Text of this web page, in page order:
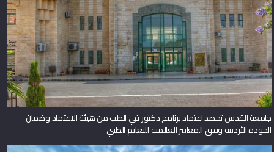
جامعة القدس تحصد اعتماد برنامج دكتور في الطب من هيئة الاعتماد وضمان
الجودة الأردنية وفق المعايير العالمية للتعليم الطبي